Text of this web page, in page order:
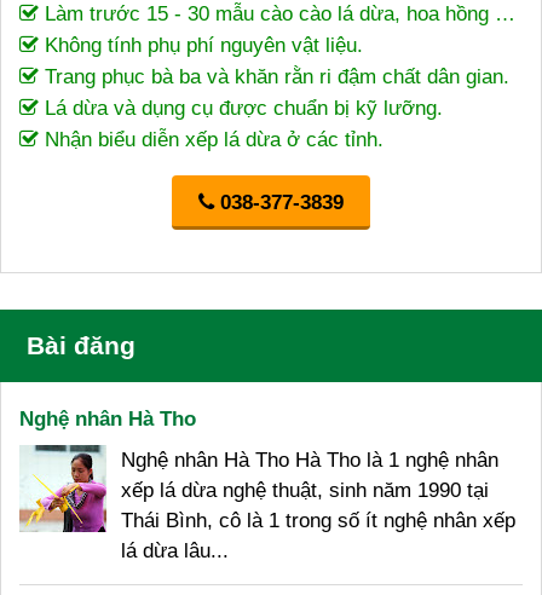
Làm trước 15 - 30 mẫu cào cào lá dừa, hoa hồng …
Không tính phụ phí nguyên vật liệu.
Trang phục bà ba và khăn rằn ri đậm chất dân gian.
Lá dừa và dụng cụ được chuẩn bị kỹ lưỡng.
Nhận biểu diễn xếp lá dừa ở các tỉnh.
038-377-3839
Bài đăng
Nghệ nhân Hà Tho
Nghệ nhân Hà Tho Hà Tho là 1 nghệ nhân
xếp lá dừa nghệ thuật, sinh năm 1990 tại
Thái Bình, cô là 1 trong số ít nghệ nhân xếp
lá dừa lâu...